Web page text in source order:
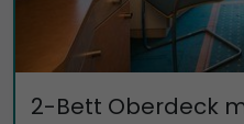
2-Bett Oberdeck